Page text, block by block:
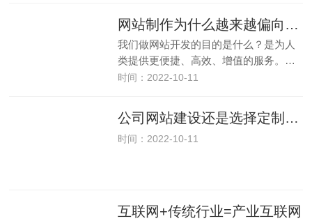
网站制作为什么越来越偏向于定制型？
我们做网站开发的目的是什么？是为人
类提供更便捷、高效、增值的服务。…
时间：2022-10-11
公司网站建设还是选择定制建站好
时间：2022-10-11
互联网+传统行业=产业互联网